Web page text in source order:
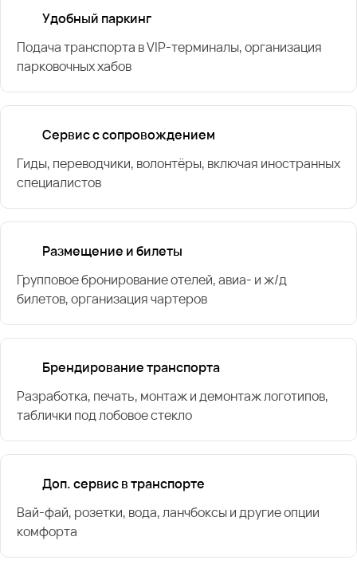
Удобный паркинг
Подача транспорта в VIP-терминалы, организация
парковочных хабов
Сервис с сопровождением
Гиды, переводчики, волонтёры, включая иностранных
специалистов
Размещение и билеты
Групповое бронирование отелей, авиа- и ж/д
билетов, организация чартеров
Брендирование транспорта
Разработка, печать, монтаж и демонтаж логотипов,
таблички под лобовое стекло
Доп. сервис в транспорте
Вай-фай, розетки, вода, ланчбоксы и другие опции
комфорта